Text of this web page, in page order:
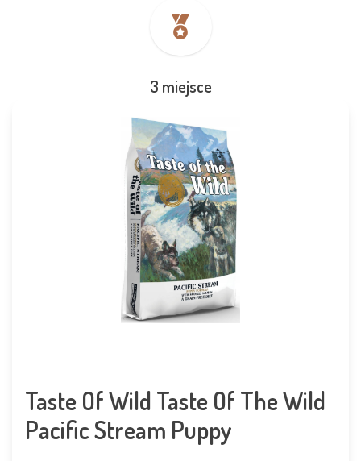
3 miejsce
Taste Of Wild Taste Of The Wild
Pacific Stream Puppy